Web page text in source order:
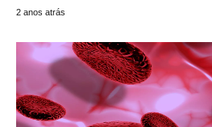
2 anos atrás